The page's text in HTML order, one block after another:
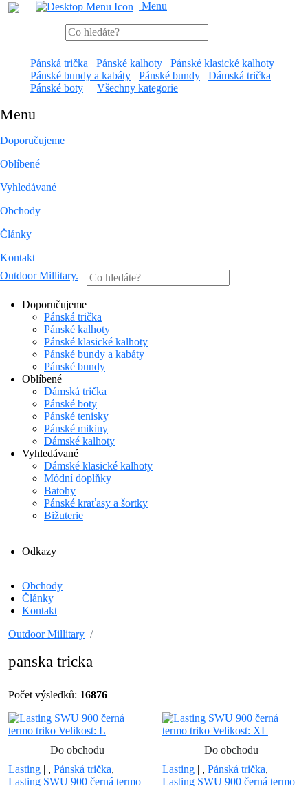
Menu
Pánská trička Pánské kalhoty
Pánské klasické kalhoty
Pánské bundy a kabáty
Pánské bundy
Dámská trička
Pánské boty
Všechny kategorie
Menu
Doporučujeme
Oblíbené
Vyhledávané
Obchody
Články
Kontakt
Outdoor Millitary.
Doporučujeme
Pánská trička
Pánské kalhoty
Pánské klasické kalhoty
Pánské bundy a kabáty
Pánské bundy
Oblíbené
Dámská trička
Pánské boty
Pánské tenisky
Pánské mikiny
Dámské kalhoty
Vyhledávané
Dámské klasické kalhoty
Módní doplňky
Batohy
Pánské kraťasy a šortky
Bižuterie
Odkazy
Obchody
Články
Kontakt
Outdoor Millitary
panska tricka
Počet výsledků: 16876
Do obchodu
Lasting | , Pánská trička,
Lasting SWU 900 černá termo
Do obchodu
Lasting | , Pánská trička,
Lasting SWU 900 černá termo